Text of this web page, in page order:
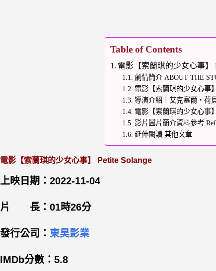
Table of Contents
電影【索蘭琪的少女心事】
劇情簡介 ABOUT THE
電影【索蘭琪的少女心事
導演介紹｜艾克塞爾・荷
電影【索蘭琪的少女心事
影片圖片簡介資料參考
延伸閱讀 其他文章
電影【索蘭琪的少女心事】 Petite Solange
上映日期：2022-11-04
片 長：01時26分
發行公司： 東昊影業
IMDb分數：5.8